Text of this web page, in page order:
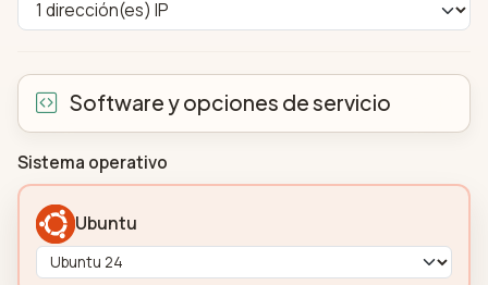
Software y opciones de servicio
Sistema operativo
Ubuntu